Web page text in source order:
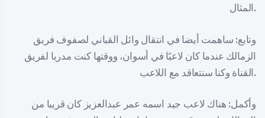
المثال.
وتابع: ساهمت أيضا في انتقال وائل القباني لصفوف فريق
الزمالك عندما كان لاعبًا في أسوان، ووقتها كنت مدربا لفريق
القناة وكنا سنتعاقد مع اللاعب.
وأكمل: هناك لاعب جيد اسمه عمر عبدالعزيز كان قريبا من